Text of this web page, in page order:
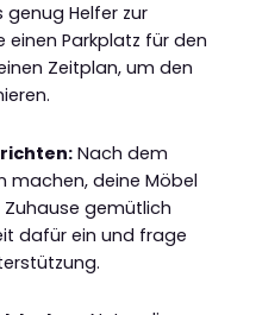
Helfer zur
einen Parkplatz für den
Zeitplan, um den
Nach dem
machen, deine Möbel
gemütlich
dafür ein und frage